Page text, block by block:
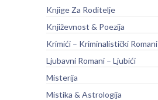
Knjige Za Roditelje
Književnost & Poezija
Krimići – Kriminalistički Romani
Ljubavni Romani – Ljubići
Misterija
Mistika & Astrologija